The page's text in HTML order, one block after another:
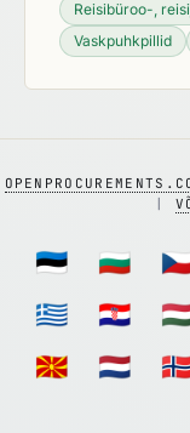
Reisibüroo-,
Vaskpuhkpillid
🇪🇪 🇧🇬
🇬🇷
🇭🇷
🇲🇰
🇳🇱